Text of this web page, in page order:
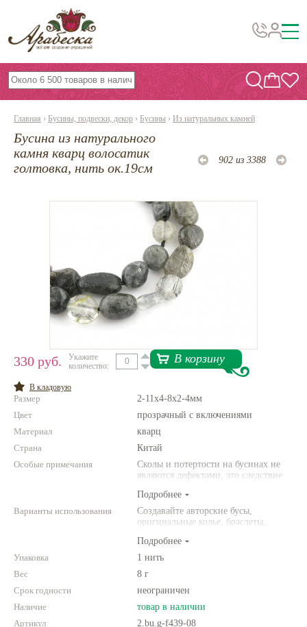
Бусины, подвески, декор
Бисер
Фурнитура
Проволока
Инструменты и материалы
Шнуры, ленты, нитки
По темам и сезонам
Бисер TOHO
Нетемнеющая фурнитура
Всё для вышивки
Натуральные камни
Главная › Бусины, подвески, декор › Бусины › Из натуральных камней
Бусина из натурального
камня кварц волосатик
голтовка, нить ок.19см
902 из 3388
330 руб.
Укажите
количество:
В корзину
В кладовую
Размер
2-11x4-8x2-4мм
Цвет
прозрачный с включениями
Материал
кварц
Страна
Китай
Особые примечания
Сколы и потертости на бусинах не
являются дефектами, это следствие
природного камня. Цвет и размер
товара может отличаться от
представленных на фото.
Подробнее
Варианты использования
Создавайте авторские бусы,
оригинальные колье, браслеты,
Комбинируйте различные цвета и
размеры. Фантазируйте!
Подробнее
Упаковка
1 нить
Вес
8 г
Срок годности
неограничен
Наличие
товар в наличии
Артикул
2.bu.g-f439-08